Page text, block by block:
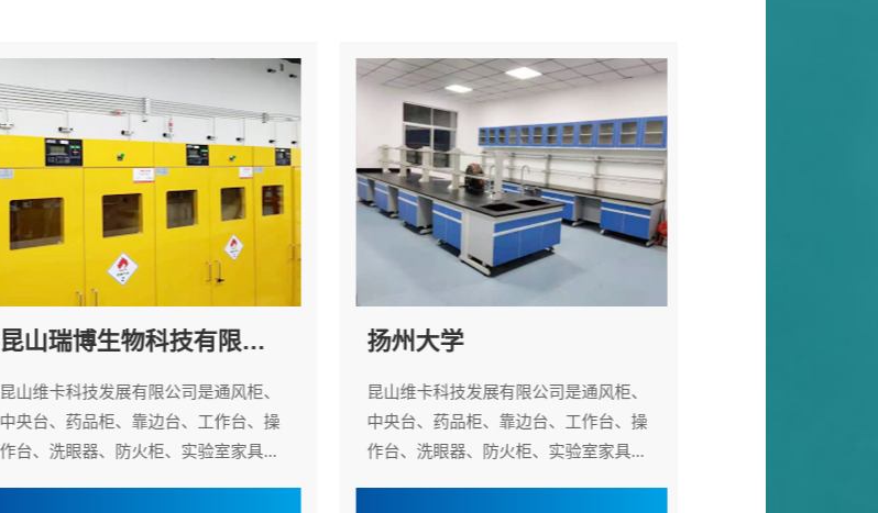
昆山瑞博生物科技有限公司
昆山维卡科技发展有限公司是通风柜、
中央台、药品柜、靠边台、工作台、操
作台、洗眼器、防火柜、实验室家具...
扬州大学
昆山维卡科技发展有限公司是通风柜、
中央台、药品柜、靠边台、工作台、操
作台、洗眼器、防火柜、实验室家具...